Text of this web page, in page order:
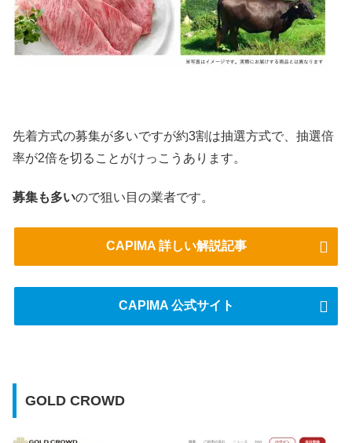
先着方式の募集が多いですが約3割は抽選方式で、抽選倍
率が2倍を切ることがけっこうあります。
募集も多いので狙い目の業者です。
CAPIMA 詳しい解説記事
CAPIMA 公式サイト
GOLD CROWD